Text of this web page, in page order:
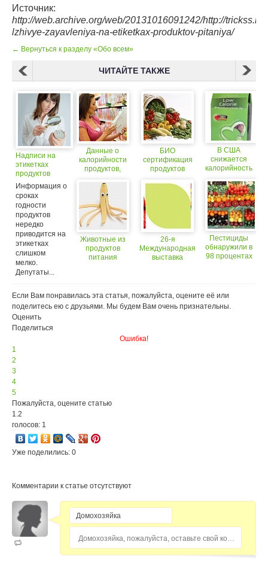
Источник:
http://web.archive.org/web/20131016091242/http://trickss.ru/
lzhivye-zayavleniya-na-etiketkax-produktov-pitaniya/
← Вернуться к разделу «Обо всем»
ЧИТАЙТЕ ТАКЖЕ
Надписи на
этикетках
продуктов
будут
крупными
Информация о
сроках
годности
продуктов
нередко
приводится на
этикетках
слишком
мелко.
Депутаты...
Данные о
калорийности
продуктов,
указывают на
этикетках,
неверны
Животные из
продуктов
питания
БИО
сертификация
продуктов
26-я
Международная
выставка
В США
снижается
калорийность
питания
Пестициды
обнаружили в
98 процентах
Если Вам понравилась эта статья, пожалуйста, оцените её или
поделитесь ею с друзьями. Мы будем Вам очень признательны.
Оценить
Поделиться
Ошибка!
1
2
3
4
5
Пожалуйста, оцените статью
1.2
голосов: 1
Уже поделились: 0
Комментарии к статье отсутствуют
Домохозяйка, пожалуйста, оставьте свой комментарий...